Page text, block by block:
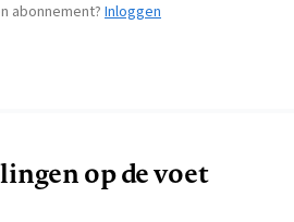
abonnement? Inloggen
op de voet